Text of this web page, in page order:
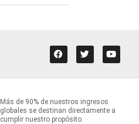
Más de 90% de nuestros ingresos
globales se destinan directamente a
cumplir nuestro propósito.